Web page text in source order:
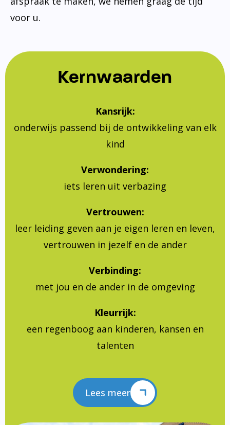
voor u.
Kernwaarden
Kansrijk:
onderwijs passend bij de ontwikkeling van elk
kind
Verwondering:
iets leren uit verbazing
Vertrouwen:
leer leiding geven aan je eigen leren en leven,
vertrouwen in jezelf en de ander
Verbinding:
met jou en de ander in de omgeving
Kleurrijk:
een regenboog aan kinderen, kansen en
talenten
Lees meer